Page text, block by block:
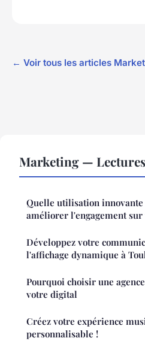
← Voir tous les articles
Marketing —
Quelle utilisation innovante
améliorer l'engagement
Développez votre
l'affichage dynamique à
Pourquoi choisir une
votre digital
Créez votre expérience
personnalisable !